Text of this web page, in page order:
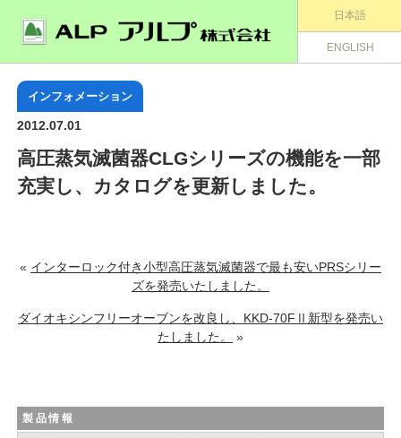
日本語
ENGLISH
インフォメーション
2012.07.01
高圧蒸気滅菌器CLGシリーズの機能を一部
充実し、カタログを更新しました。
« インターロック付き小型高圧蒸気滅菌器で最も安いPRSシリー
ズを発売いたしました。
ダイオキシンフリーオーブンを改良し、KKD-70FⅡ新型を発売い
たしました。
»
製品情報